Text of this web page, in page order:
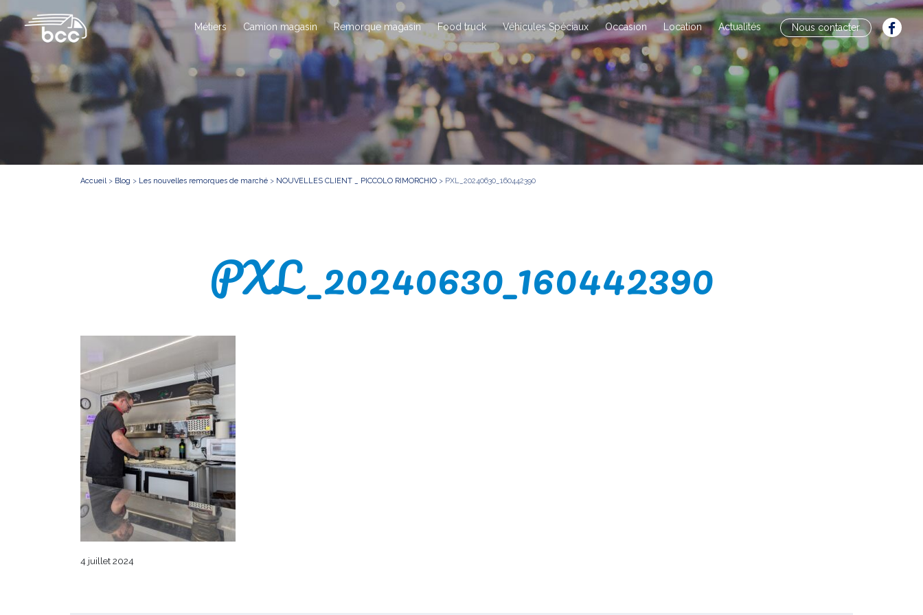
Métiers Camion magasin Remorque magasin Food truck Véhicules Spéciaux Occasion Location Actualités Nous contacter
Accueil> Blog > Les nouvelles remorques de marché > NOUVELLES CLIENT _ PICCOLO RIMORCHIO > PXL_20240630_160442390
PXL_20240630_160442390
4 juillet 2024